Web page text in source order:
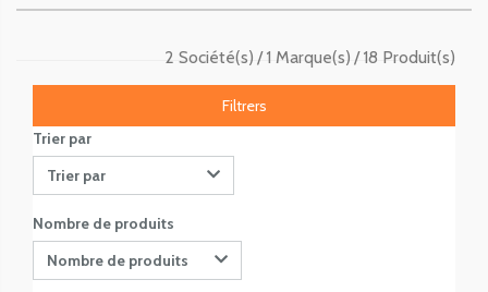
18 Produit(s)
1 Marque(s)
2 Société(s)
Filtrers
Trier par
Trier par
Nombre de produits
Nombre de produits